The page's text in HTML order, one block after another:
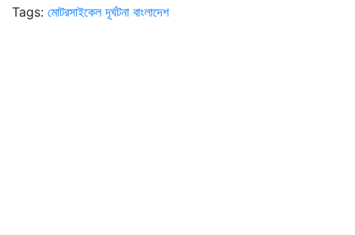
Tags: মোটরসাইকেল দূর্ঘটনা বাংলাদেশ